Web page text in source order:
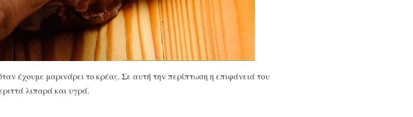
έχουμε μαρινάρει το κρέας. Σε αυτή την περίπτωση η επιφάνειά του
λιπαρά και υγρά.